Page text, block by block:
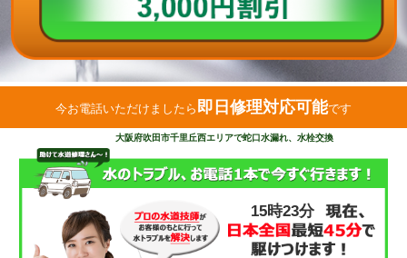
今お電話いただけましたら 即日修理対応可能です
大阪府吹田市千里丘西エリアで蛇口水漏れ、水栓交換
15時23分